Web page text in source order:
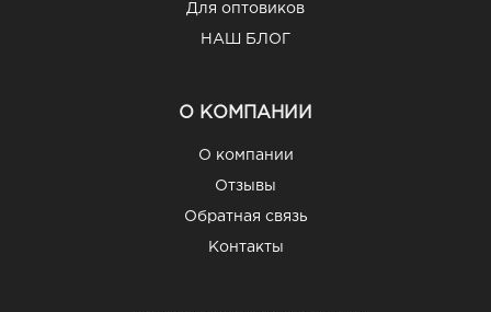
Для оптовиков
НАШ БЛОГ
О КОМПАНИИ
О компании
Отзывы
Обратная связь
Контакты